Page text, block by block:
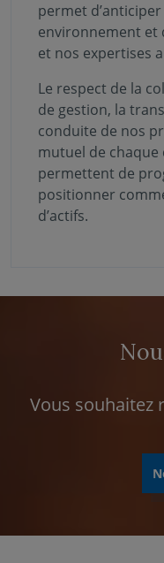
permet
environnement et
et nos expertises
Le respect de la
de gestion, la
conduite de nos
mutuel de
permettent de
positionner
d’actifs.
Vous souhaitez